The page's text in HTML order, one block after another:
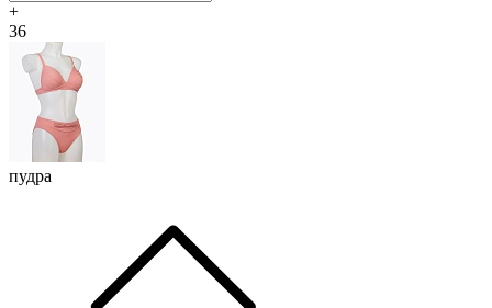
+
36
пудра